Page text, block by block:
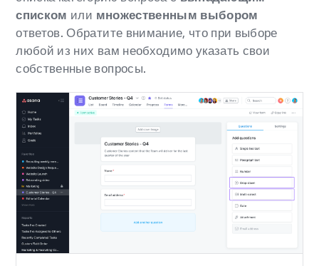
списком или множественным выбором
ответов. Обратите внимание, что при выборе
любой из них вам необходимо указать свои
собственные вопросы.